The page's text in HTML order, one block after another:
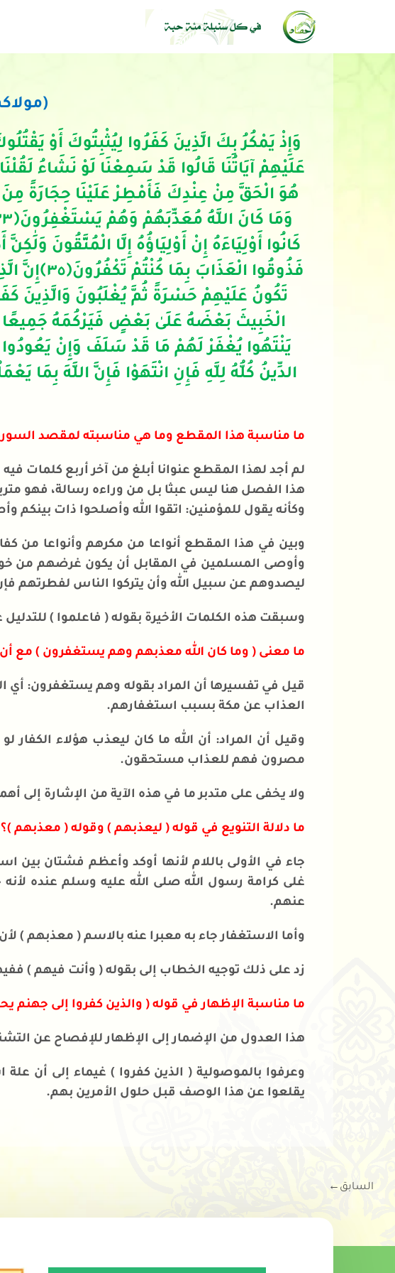
وَإِذْ يَمْكُرُ بِكَ الَّذِينَ كَفَرُوا لِيُثْبِتُوكَ أَوْ
عَلَيْهِمْ آيَاتُنَا قَالُوا قَدْ سَمِعْنَا لَوْ نَشَاءُ
هُوَ الْحَقَّ مِنْ عِنْدِكَ فَأَمْطِرْ عَلَيْنَا حِجَارَةً مِنَ
وَمَا كَانَ اللَّهُ مُعَذِّبَهُمْ وَهُمْ يَسْتَغْفِرُونَ﴿
كَانُوا أَوْلِيَاءَهُ إِنْ أَوْلِيَاؤُهُ إِلَّا الْمُتَّقُونَ
فَذُوقُوا الْعَذَابَ بِمَا كُنْتُمْ تَكْفُرُونَ﴿٣٥﴾إِنَّ
تَكُونُ عَلَيْهِمْ حَسْرَةً ثُمَّ يُغْلَبُونَ وَالَّذِينَ
الْخَبِيثَ بَعْضَهُ عَلَىٰ بَعْضٍ فَيَرْكُمَهُ
يَنْتَهُوا يُغْفَرْ لَهُمْ مَا قَدْ سَلَفَ وَإِنْ
الدِّينُ كُلُّهُ لِلَّهِ فَإِنِ انْتَهَوْا فَإِنَّ اللَّهَ بِمَا
ما مناسبة هذا المقطع وما هي مناسبته لمقصد
لم أجد لهذا المقطع عنوانا أبلغ من آخر أربع كلمات
هذا الفصل هنا ليس عبثا بل من وراءه رسالة، فهو
وكأنه يقول للمؤمنين: اتقوا الله وأصلحوا ذات بينكم
وبين في هذا المقطع أنواعا من مكرهم وأنواعا من
وأوصى المسلمين في المقابل أن يكون غرضهم من خوض
ليصدوهم عن سبيل الله وأن يتركوا الناس لفطرتهم
وسبقت هذه الكلمات الأخيرة بقوله ( فاعلموا )
ما معنى ( وما كان الله معذبهم وهم يستغفرون ) مع
قيل في تفسيرها أن المراد بقوله وهم يستغفرون: أي
العذاب عن مكة بسبب استغفارهم.
وقيل أن المراد: أن الله ما كان ليعذب هؤلاء
مصرون فهم للعذاب مستحقون.
ولا يخفى على متدبر ما في هذه الآية من الإشارة إلى
ما دلالة التنويع في قوله ( ليعذبهم ) وقوله ( معذبهم )؟
جاء في الأولى باللام لأنها أوكد وأعظم فشتان
غلى كرامة رسول الله صلى الله عليه وسلم عنده
عنهم.
وأما الاستغفار جاء به معبرا عنه بالاسم ( معذبهم )
زد على ذلك توجيه الخطاب إلى بقوله ( وأنت فيهم )
ما مناسبة الإظهار في قوله ( والذين كفروا إلى
هذا العدول من الإضمار إلى الإظهار للإفصاح عن
وعرفوا بالموصولية ( الذين كفروا ) غيماء إلى أن
يقلعوا عن هذا الوصف قبل حلول الأمرين بهم.
السابق ←